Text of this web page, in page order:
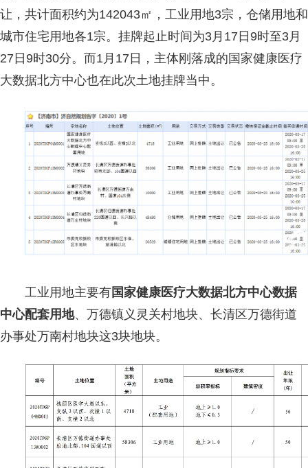
让，共计面积约为142043㎡，工业用地3宗，仓储用地和
城市住宅用地各1宗。挂牌起止时间为3月17日9时至3月
27日9时30分。而1月17日，主体刚落成的国家健康医疗
大数据北方中心也在此次土地挂牌当中。
工业用地主要有国家健康医疗大数据北方中心数据
中心配套用地、万德镇义灵关村地块、长清区万德街道
办事处万南村地块这3块地块。